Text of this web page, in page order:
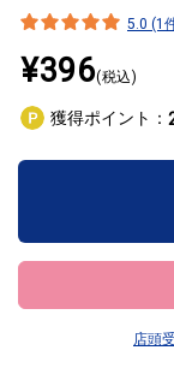
5.0 (1
¥396(税込)
獲得ポイント：
店頭